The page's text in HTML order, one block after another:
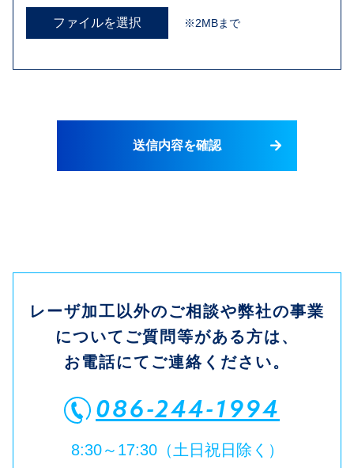
ファイルを選択 ※2MBまで
送信内容を確認
レーザ加工以外のご相談や弊社の事業
についてご質問等がある方は、
お電話にてご連絡ください。
086-244-1994
8:30～17:30（土日祝日除く）